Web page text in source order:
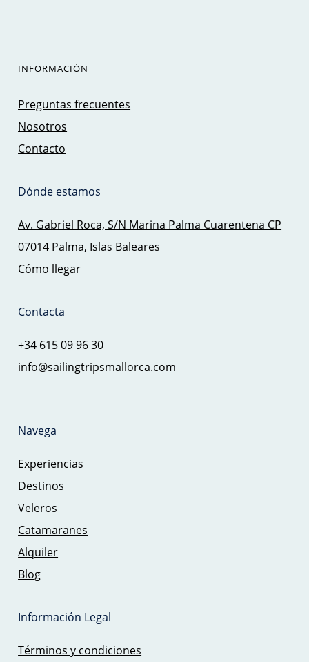
INFORMACIÓN
Preguntas frecuentes
Nosotros
Contacto
Dónde estamos
Av. Gabriel Roca, S/N Marina Palma Cuarentena CP
07014 Palma, Islas Baleares
Cómo llegar
Contacta
+34 615 09 96 30
info@sailingtripsmallorca.com
Navega
Experiencias
Destinos
Veleros
Catamaranes
Alquiler
Blog
Información Legal
Términos y condiciones